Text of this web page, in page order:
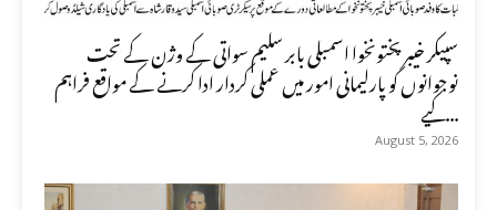
سپیکر خیبر پختونخوا اسمبلی بابر سلیم سواتی کے وژن کے تحت
نوجوانوں کو پارلیمانی امور میں عملی کردار ادا کرنے کے مواقع فراہم
کیے...
August 5, 2026